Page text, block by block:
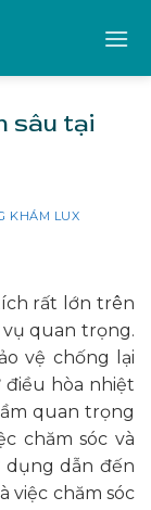
sâu tại
KHÁM LUX
rất lớn trên
quan trọng.
vệ chống lại
điều hòa nhiệt
quan trọng
chăm sóc và
dụng dẫn đến
việc chăm sóc